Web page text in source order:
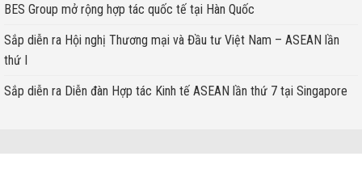
BES Group mở rộng hợp tác quốc tế tại Hàn Quốc
Sắp diễn ra Hội nghị Thương mại và Đầu tư Việt Nam – ASEAN lần
thứ I
Sắp diễn ra Diễn đàn Hợp tác Kinh tế ASEAN lần thứ 7 tại Singapore